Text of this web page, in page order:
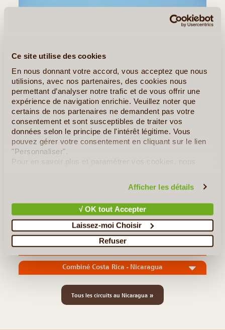
Ce site utilise des cookies
En nous donnant votre accord, vous acceptez que nous
utilisions, avec nos partenaires, des cookies nous
permettant d’analyser notre trafic et de vous offrir une
expérience de navigation enrichie. Veuillez noter que
certains de nos partenaires ne demandent pas votre
consentement et sont susceptibles de traiter vos
données selon le principe de l'intérêt légitime. Vous
pouvez gérer votre consentement en cliquant sur le lien
"Personnaliser".
Pour en savoir plus et paramétrer vos cookies, nous
Afficher les détails
√ OK tout Accepter
Laissez-moi Choisir
Refuser
16J/15N
En 16 jours et 15 nuits les incontournables du Nicaragua mais
aussi des lieux originaux, uniques, et des rencontres !
Un parcours varié entre villes coloniales, montagnes,
En détail ≻
Ma famille au Nicaragua
Les iles du Nicaragua - Découverte & Authenticité
Combiné Costa Rica - Nicaragua
Tous les circuits au Nicaragua »